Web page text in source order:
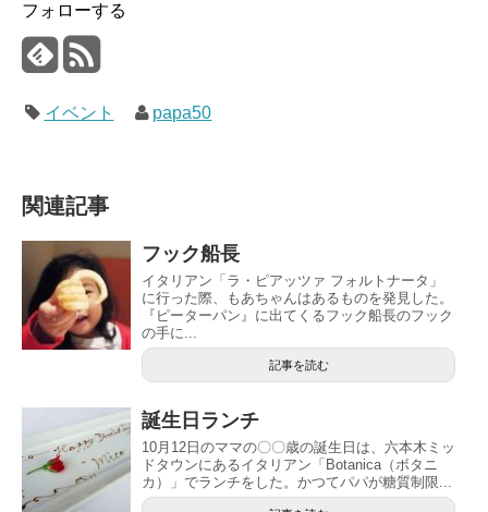
フォローする
イベント papa50
関連記事
フック船長
イタリアン「ラ・ピアッツァ フォルトナータ」
に行った際、もあちゃんはあるものを発見した。
『ピーターパン』に出てくるフック船長のフック
の手に...
記事を読む
誕生日ランチ
10月12日のママの〇〇歳の誕生日は、六本木ミッ
ドタウンにあるイタリアン「Botanica（ボタニ
カ）」でランチをした。かつてパパが糖質制限...